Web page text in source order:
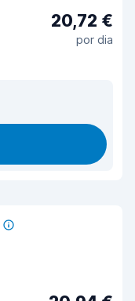
20,72 €
por dia